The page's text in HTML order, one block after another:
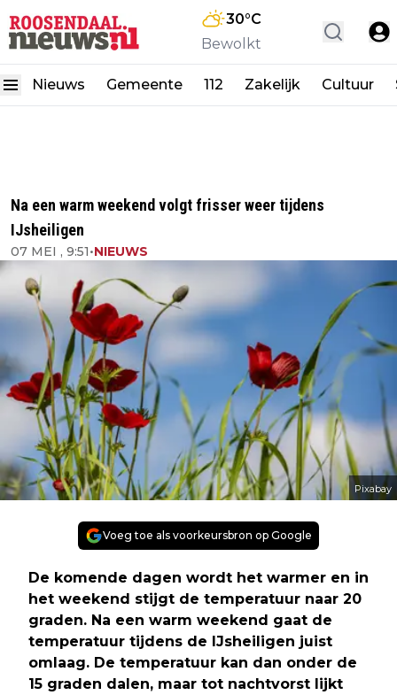
30°C
Bewolkt
Nieuws Gemeente 112 Zakelijk Cultuur
Na een warm weekend volgt frisser weer tijdens
IJsheiligen
07 MEI , 9:51•NIEUWS
Pixabay
Voeg toe als voorkeursbron op Google
De komende dagen wordt het warmer en in
het weekend stijgt de temperatuur naar 20
graden. Na een warm weekend gaat de
temperatuur tijdens de IJsheiligen juist
omlaag. De temperatuur kan dan onder de
15 graden dalen, maar tot nachtvorst lijkt